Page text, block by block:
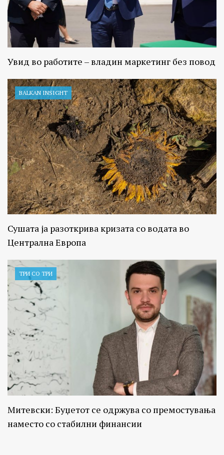
Увид во работите – владин маркетинг без повод
BALKAN INSIGHT
Сушата ја разоткрива кризата со водата во
Централна Европа
ТРИ СО ТРИ
Митевски: Буџетот се одржува со премостувања
наместо со стабилни финансии